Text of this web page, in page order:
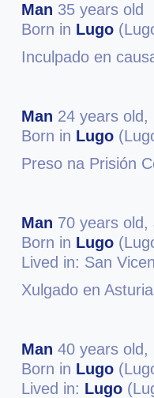
Man 35 years old
Born in Lugo
Inculpado en
Man 24 years old,
Born in Lugo
Preso na Prisión
Man 70 years old,
Born in Lugo
Lived in: San
Xulgado en
Man 40 years old,
Born in Lugo
Lived in: Lugo